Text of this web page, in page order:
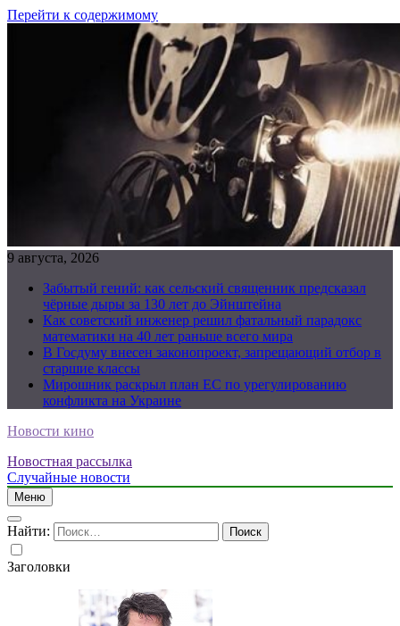
Перейти к содержимому
9 августа, 2026
Забытый гений: как сельский священник предсказал
чёрные дыры за 130 лет до Эйнштейна
Как советский инженер решил фатальный парадокс
математики на 40 лет раньше всего мира
В Госдуму внесен законопроект, запрещающий отбор в
старшие классы
Мирошник раскрыл план ЕС по урегулированию
конфликта на Украине
Новости кино
Новостная рассылка
Случайные новости
Меню
Найти:
Заголовки